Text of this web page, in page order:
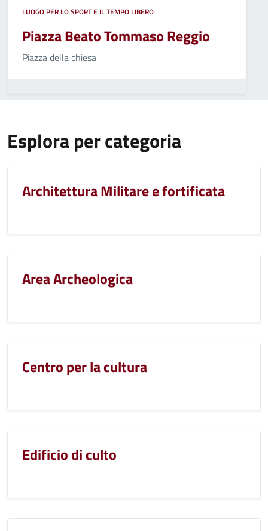
LUOGO PER LO SPORT E IL TEMPO LIBERO
Piazza Beato Tommaso Reggio
Piazza della chiesa
Esplora per categoria
Architettura Militare e fortificata
Area Archeologica
Centro per la cultura
Edificio di culto